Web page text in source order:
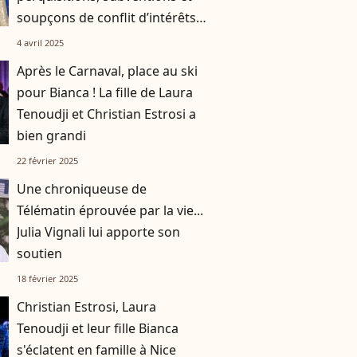
soupçons de conflit d’intérêts...
La justice aux aguets !
4 avril 2025
Après le Carnaval, place au ski
pour Bianca ! La fille de Laura
Tenoudji et Christian Estrosi a
bien grandi
22 février 2025
Une chroniqueuse de
Télématin éprouvée par la vie...
Julia Vignali lui apporte son
soutien
18 février 2025
Christian Estrosi, Laura
Tenoudji et leur fille Bianca
s'éclatent en famille à Nice